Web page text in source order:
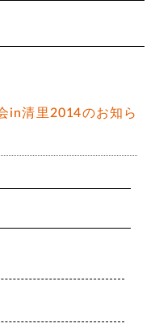
in清里2014のお知ら